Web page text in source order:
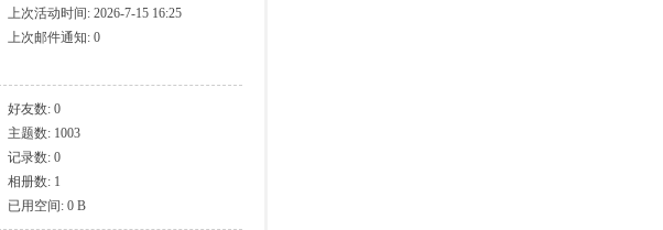
上次活动时间: 2026-7-15 16:25
上次邮件通知: 0
好友数: 0
主题数: 1003
记录数: 0
相册数: 1
已用空间: 0 B